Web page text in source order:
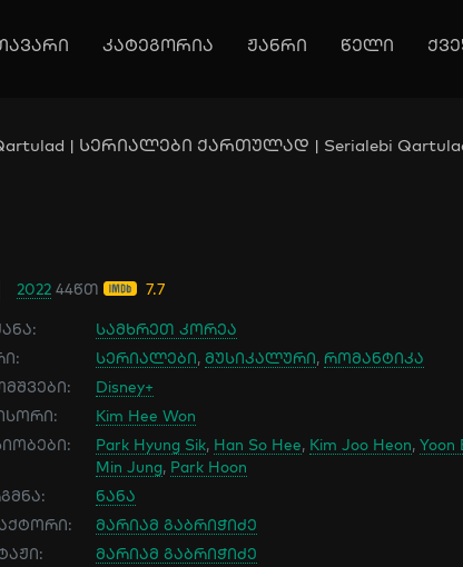
კატეგორია ჟანრი წელი
| სერიალები ქართულად | Serialebi Qartulad
2022 44წთ 7.7
სამხრეთ კორეა
სერიალები, მუსიკალური, რომანტიკა
Disney+
Kim Hee Won
Park Hyung Sik, Han So Hee, Kim Joo Heon, Yoon
Min Jung, Park Hoon
ნანა
მარიამ გაბრიჭიძე
მარიამ გაბრიჭიძე